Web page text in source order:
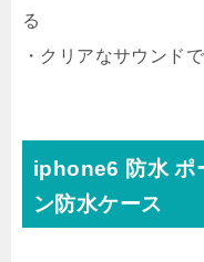
る
・クリアなサウンド
iphone6 防水 ポ
ン防水ケース